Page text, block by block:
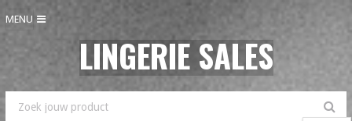
MENU
LINGERIE SALES